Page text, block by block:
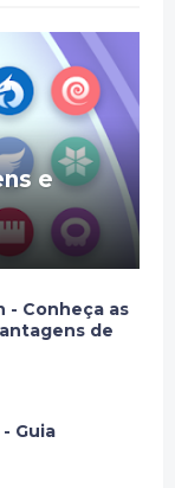
e
- Conheça as
de
Guia